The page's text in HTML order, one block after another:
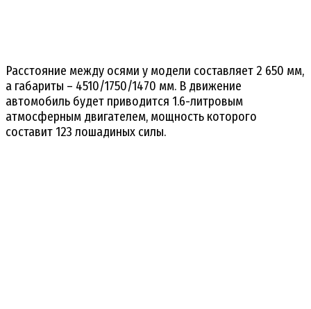
Расстояние между осями у модели составляет 2 650 мм,
а габариты – 4510/1750/1470 мм. В движение
автомобиль будет приводится 1.6-литровым
атмосферным двигателем, мощность которого
составит 123 лошадиных силы.